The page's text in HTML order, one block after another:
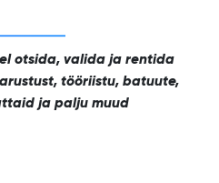
otsida, valida ja rentida
tööriistu, batuute,
ja palju muud